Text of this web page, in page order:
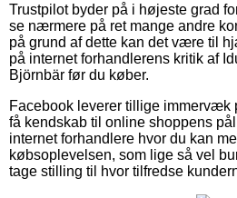
Trustpilot byder på i højeste grad
se nærmere på ret mange andre
på grund af dette kan det være til
på internet forhandlerens kritik af
Björnbär før du køber.
Facebook leverer tillige immervæk
få kendskab til online shoppens
internet forhandlere hvor du kan
købsoplevelsen, som lige så vel
tage stilling til hvor tilfredse